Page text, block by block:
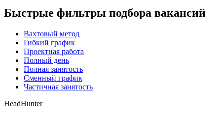
Быстрые фильтры подбора вакансий
Вахтовый метод
Гибкий график
Проектная работа
Полный день
Полная занятость
Сменный график
Частичная занятость
HeadHunter